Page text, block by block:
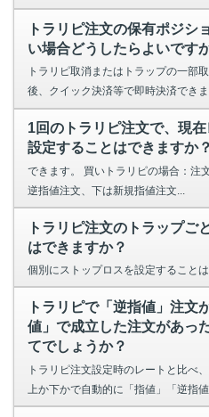
トラリピ注文の保有ポジシ
い場合どうしたらよいです
トラリピ取消またはトラップの一部
後、クイック決済等で即時決済でき
1回のトラリピ注文で、現
設定することはできますか？
できます。 買いトラリピの場合：注
逆指値注文、下は新規指値注文...
トラリピ注文のトラップご
はできますか？
個別にストップロスを設定することは
トラリピで「逆指値」注文
値」で成立した注文があっ
てでしょうか？
トラリピ注文設定時のレートと比べ
上か下かで自動的に「指値」「逆指値